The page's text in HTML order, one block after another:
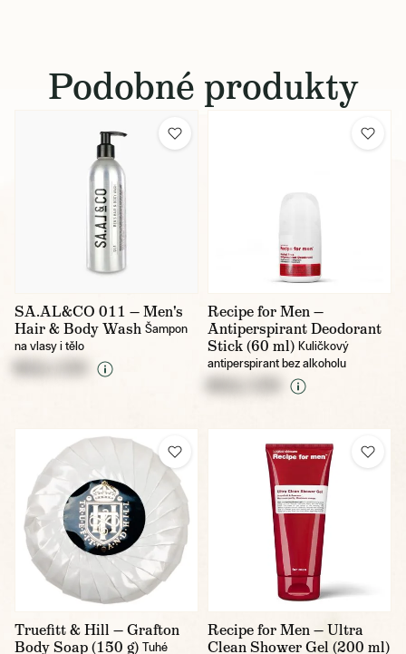
Podobné produkty
SA.AL&CO 011 — Men's
Hair & Body Wash Šampon
na vlasy i tělo
Recipe for Men —
Antiperspirant Deodorant
Stick (60 ml) Kuličkový
antiperspirant bez alkoholu
Truefitt & Hill — Grafton
Body Soap (150 g) Tuhé
Recipe for Men — Ultra
Clean Shower Gel (200 ml)